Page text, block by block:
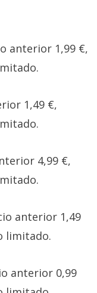
anterior 1,99 €,
1,49 €,
4,99 €,
anterior 1,49
limitado.
anterior 0,99